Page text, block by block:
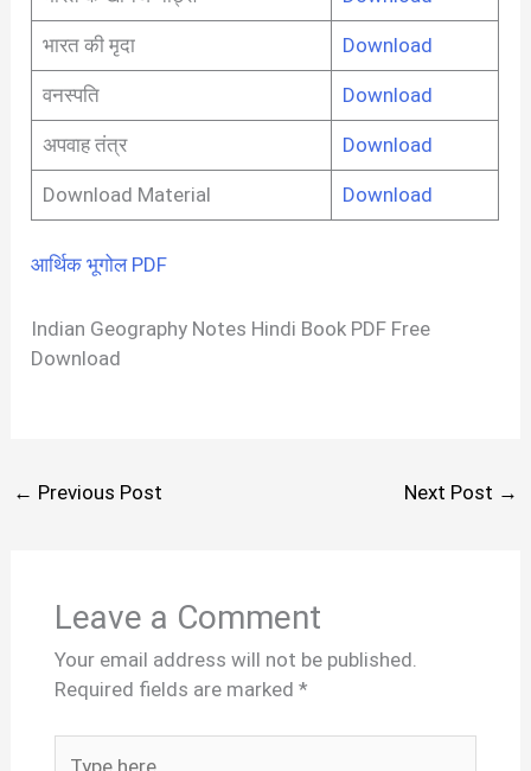
भारत की मृदा Download
वनस्पति Download
अपवाह तंत्र Download
Download Material Download
आर्थिक भूगोल PDF
Indian Geography Notes Hindi Book PDF Free
Download
← Previous Post Next Post →
Leave a Comment
Your email address will not be published.
Required fields are marked *